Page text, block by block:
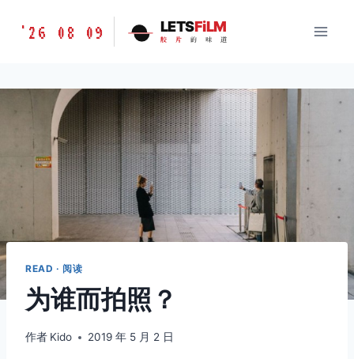
胶
味
道
LETSFILM
'26 08 09 LETSFiLM
胶 片 的 味 道
READ · 阅读
为谁而拍照？
作者 Kido 2019 年 5 月 2 日